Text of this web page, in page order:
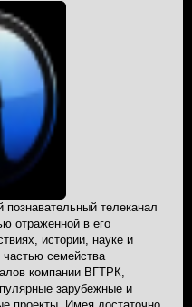
познавательный телеканал
отраженной в его
истории, науке и
семейства
компании ВГТРК,
зарубежные и